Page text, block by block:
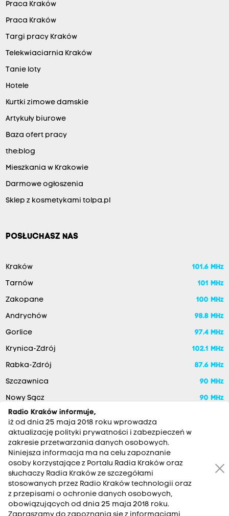
Praca Kraków
Praca Kraków
Targi pracy Kraków
Telekwiaciarnia Kraków
Tanie loty
Hotele
Kurtki zimowe damskie
Artykuły biurowe
Baza ofert pracy
the:blog
Mieszkania w Krakowie
Darmowe ogłoszenia
Sklep z kosmetykami tolpa.pl
POSŁUCHASZ NAS
Kraków 101.6 MHz
Tarnów 101 MHz
Zakopane 100 MHz
Andrychów 98.8 MHz
Gorlice 97.4 MHz
Krynica-Zdrój 102.1 MHz
Rabka-Zdrój 87.6 MHz
Szczawnica 90 MHz
Nowy Sącz 90 MHz
RADIO KRAKÓW SA. Aleja Juliusza Słowackiego 22, 30-007
Kraków
Radio Kraków informuje,
iż od dnia 25 maja 2018 roku wprowadza
aktualizację polityki prywatności i zabezpieczeń w
zakresie przetwarzania danych osobowych.
Niniejsza informacja ma na celu zapoznanie
osoby korzystające z Portalu Radia Kraków oraz
słuchaczy Radia Kraków ze szczegółami
stosowanych przez Radio Kraków technologii oraz
z przepisami o ochronie danych osobowych,
obowiązujących od dnia 25 maja 2018 roku.